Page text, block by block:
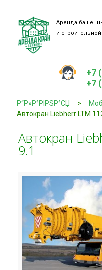
Аренда
и строительной
+7
+7
Р“Р»Р°РІРЅР°СЏ >
Автокран Liebherr LTM
Автокран
9.1